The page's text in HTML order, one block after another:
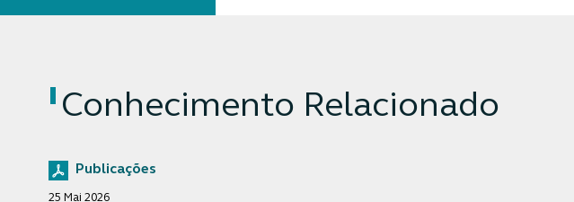
Conhecimento Relacionado
Publicações
25 Mai 2026